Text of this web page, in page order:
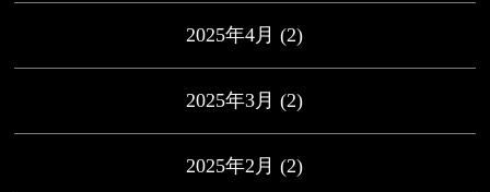
2025年4月 (2)
2025年3月 (2)
2025年2月 (2)